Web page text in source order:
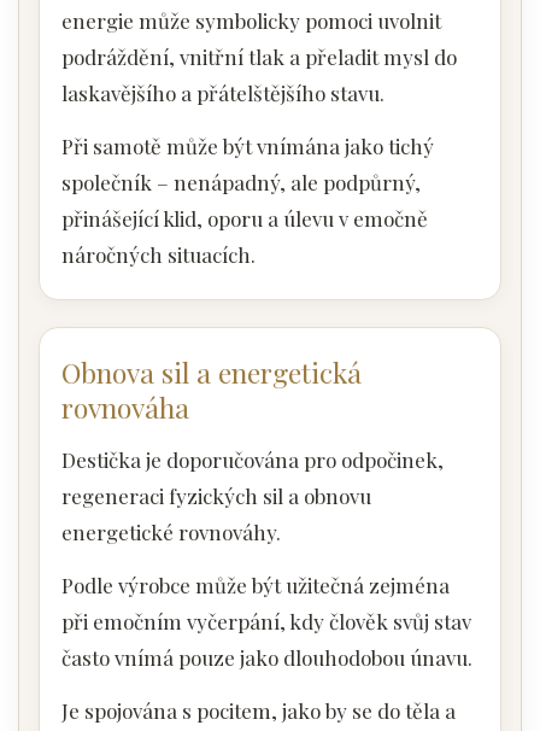
energie může symbolicky pomoci uvolnit
podráždění, vnitřní tlak a přeladit mysl do
laskavějšího a přátelštějšího stavu.
Při samotě může být vnímána jako tichý
společník – nenápadný, ale podpůrný,
přinášející klid, oporu a úlevu v emočně
náročných situacích.
Obnova sil a energetická
rovnováha
Destička je doporučována pro odpočinek,
regeneraci fyzických sil a obnovu
energetické rovnováhy.
Podle výrobce může být užitečná zejména
při emočním vyčerpání, kdy člověk svůj stav
často vnímá pouze jako dlouhodobou únavu.
Je spojována s pocitem, jako by se do těla a